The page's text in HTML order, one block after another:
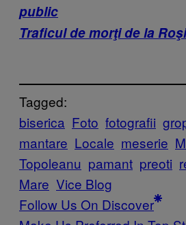
public
Traficul de morţi de la
Tagged:
biserica Foto fotografii
mantare Locale meserie
Topoleanu pamant preoti
Mare Vice Blog
Follow Us On Discover